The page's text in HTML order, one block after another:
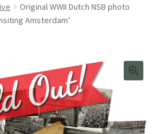
& Delivery
Original WWII Dutch NSB photo
Amsterdam’